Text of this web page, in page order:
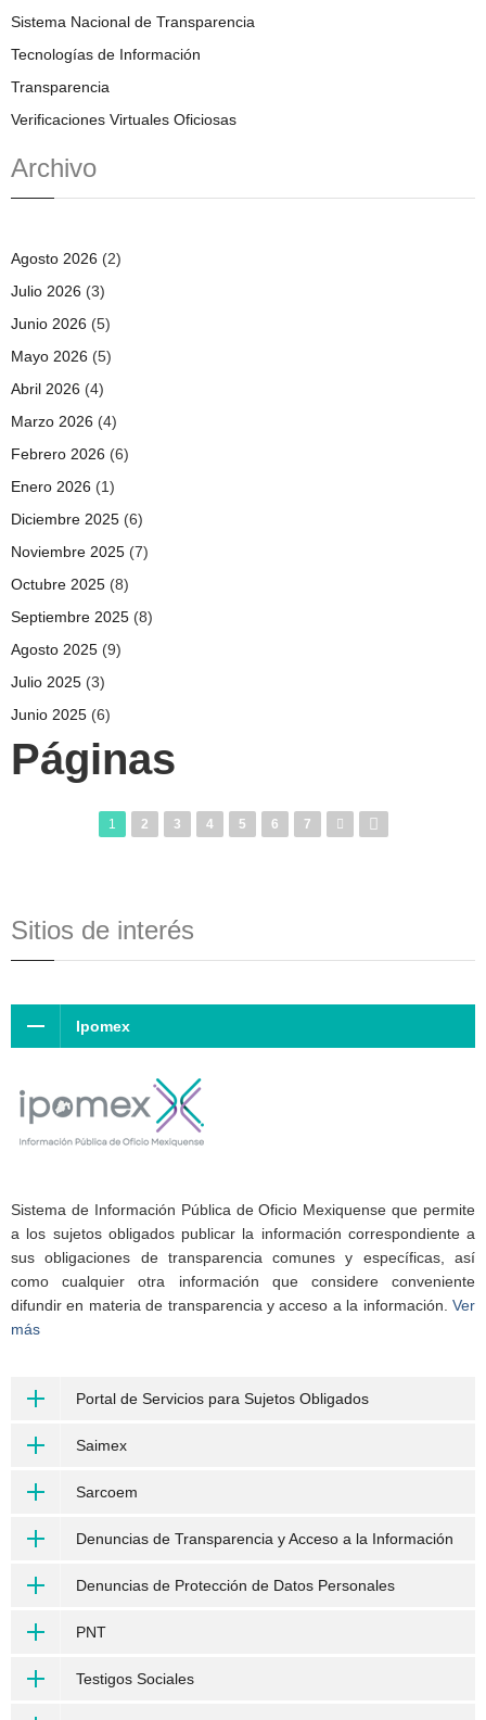
Sistema Nacional de Transparencia
Tecnologías de Información
Transparencia
Verificaciones Virtuales Oficiosas
Archivo
Agosto 2026 (2)
Julio 2026 (3)
Junio 2026 (5)
Mayo 2026 (5)
Abril 2026 (4)
Marzo 2026 (4)
Febrero 2026 (6)
Enero 2026 (1)
Diciembre 2025 (6)
Noviembre 2025 (7)
Octubre 2025 (8)
Septiembre 2025 (8)
Agosto 2025 (9)
Julio 2025 (3)
Junio 2025 (6)
Páginas
1 2 3 4 5 6 7
Sitios de interés
Ipomex
Sistema de Información Pública de Oficio Mexiquense que permite
a los sujetos obligados publicar la información correspondiente a
sus obligaciones de transparencia comunes y específicas, así
como cualquier otra información que considere conveniente
difundir en materia de transparencia y acceso a la información. Ver
más
Portal de Servicios para Sujetos Obligados
Saimex
Sarcoem
Denuncias de Transparencia y Acceso a la Información
Denuncias de Protección de Datos Personales
PNT
Testigos Sociales